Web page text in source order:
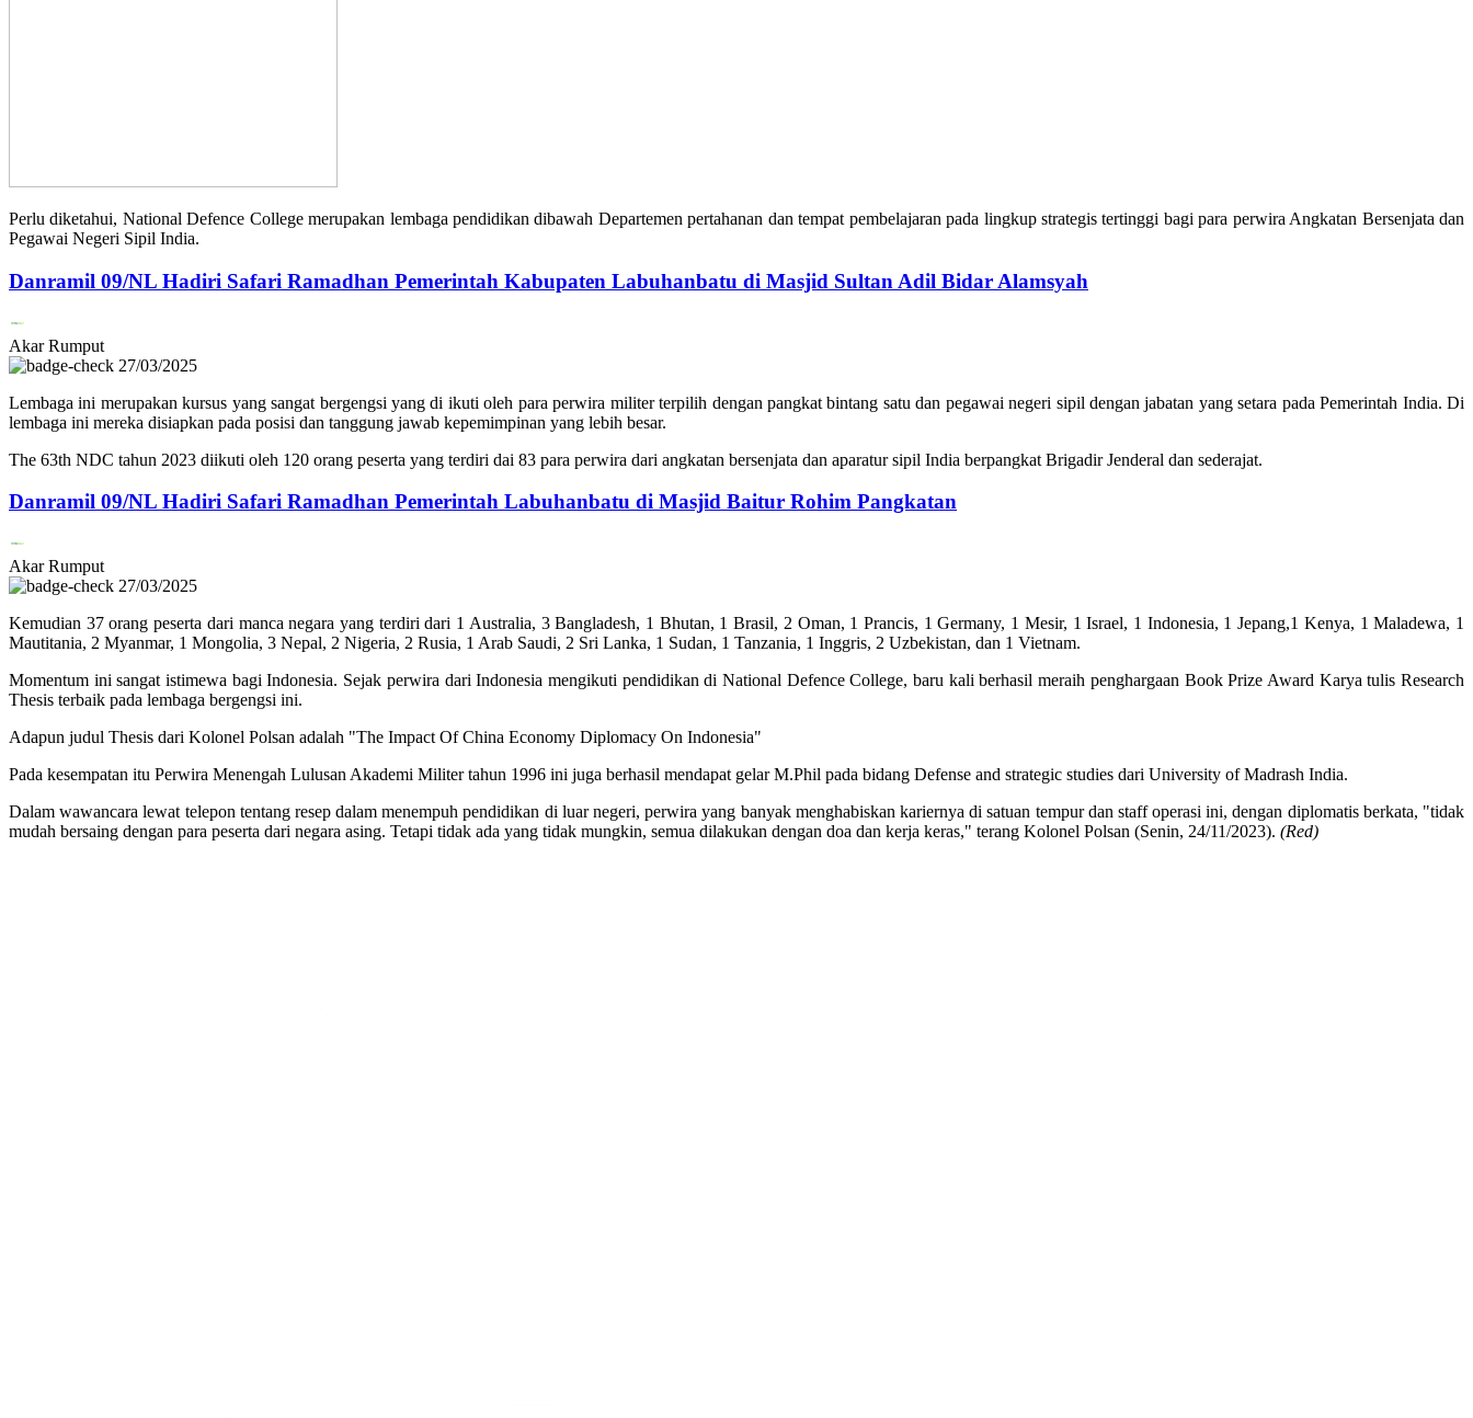
Perlu diketahui, National Defence College merupakan lembaga pendidikan dibawah Departemen pertahanan dan tempat pembelajaran pada lingkup strategis tertinggi bagi para perwira Angkatan Bersenjata dan
Pegawai Negeri Sipil India.
Danramil 09/NL Hadiri Safari Ramadhan Pemerintah Kabupaten Labuhanbatu di Masjid Sultan Adil Bidar Alamsyah
Akar Rumput
27/03/2025
Lembaga ini merupakan kursus yang sangat bergengsi yang di ikuti oleh para perwira militer terpilih dengan pangkat bintang satu dan pegawai negeri sipil dengan jabatan yang setara pada Pemerintah India. Di
lembaga ini mereka disiapkan pada posisi dan tanggung jawab kepemimpinan yang lebih besar.
The 63th NDC tahun 2023 diikuti oleh 120 orang peserta yang terdiri dai 83 para perwira dari angkatan bersenjata dan aparatur sipil India berpangkat Brigadir Jenderal dan sederajat.
Danramil 09/NL Hadiri Safari Ramadhan Pemerintah Labuhanbatu di Masjid Baitur Rohim Pangkatan
Akar Rumput
27/03/2025
Kemudian 37 orang peserta dari manca negara yang terdiri dari 1 Australia, 3 Bangladesh, 1 Bhutan, 1 Brasil, 2 Oman, 1 Prancis, 1 Germany, 1 Mesir, 1 Israel, 1 Indonesia, 1 Jepang,1 Kenya, 1 Maladewa, 1
Mautitania, 2 Myanmar, 1 Mongolia, 3 Nepal, 2 Nigeria, 2 Rusia, 1 Arab Saudi, 2 Sri Lanka, 1 Sudan, 1 Tanzania, 1 Inggris, 2 Uzbekistan, dan 1 Vietnam.
Momentum ini sangat istimewa bagi Indonesia. Sejak perwira dari Indonesia mengikuti pendidikan di National Defence College, baru kali berhasil meraih penghargaan Book Prize Award Karya tulis Research
Thesis terbaik pada lembaga bergengsi ini.
Adapun judul Thesis dari Kolonel Polsan adalah "The Impact Of China Economy Diplomacy On Indonesia"
Pada kesempatan itu Perwira Menengah Lulusan Akademi Militer tahun 1996 ini juga berhasil mendapat gelar M.Phil pada bidang Defense and strategic studies dari University of Madrash India.
Dalam wawancara lewat telepon tentang resep dalam menempuh pendidikan di luar negeri, perwira yang banyak menghabiskan kariernya di satuan tempur dan staff operasi ini, dengan diplomatis berkata, "tidak
mudah bersaing dengan para peserta dari negara asing. Tetapi tidak ada yang tidak mungkin, semua dilakukan dengan doa dan kerja keras," terang Kolonel Polsan (Senin, 24/11/2023). (Red)